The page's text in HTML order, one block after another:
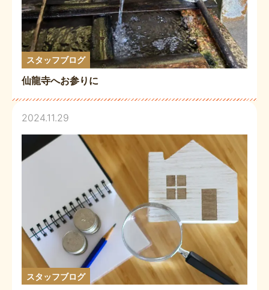
スタッフブログ
仙龍寺へお参りに
2024.11.29
スタッフブログ